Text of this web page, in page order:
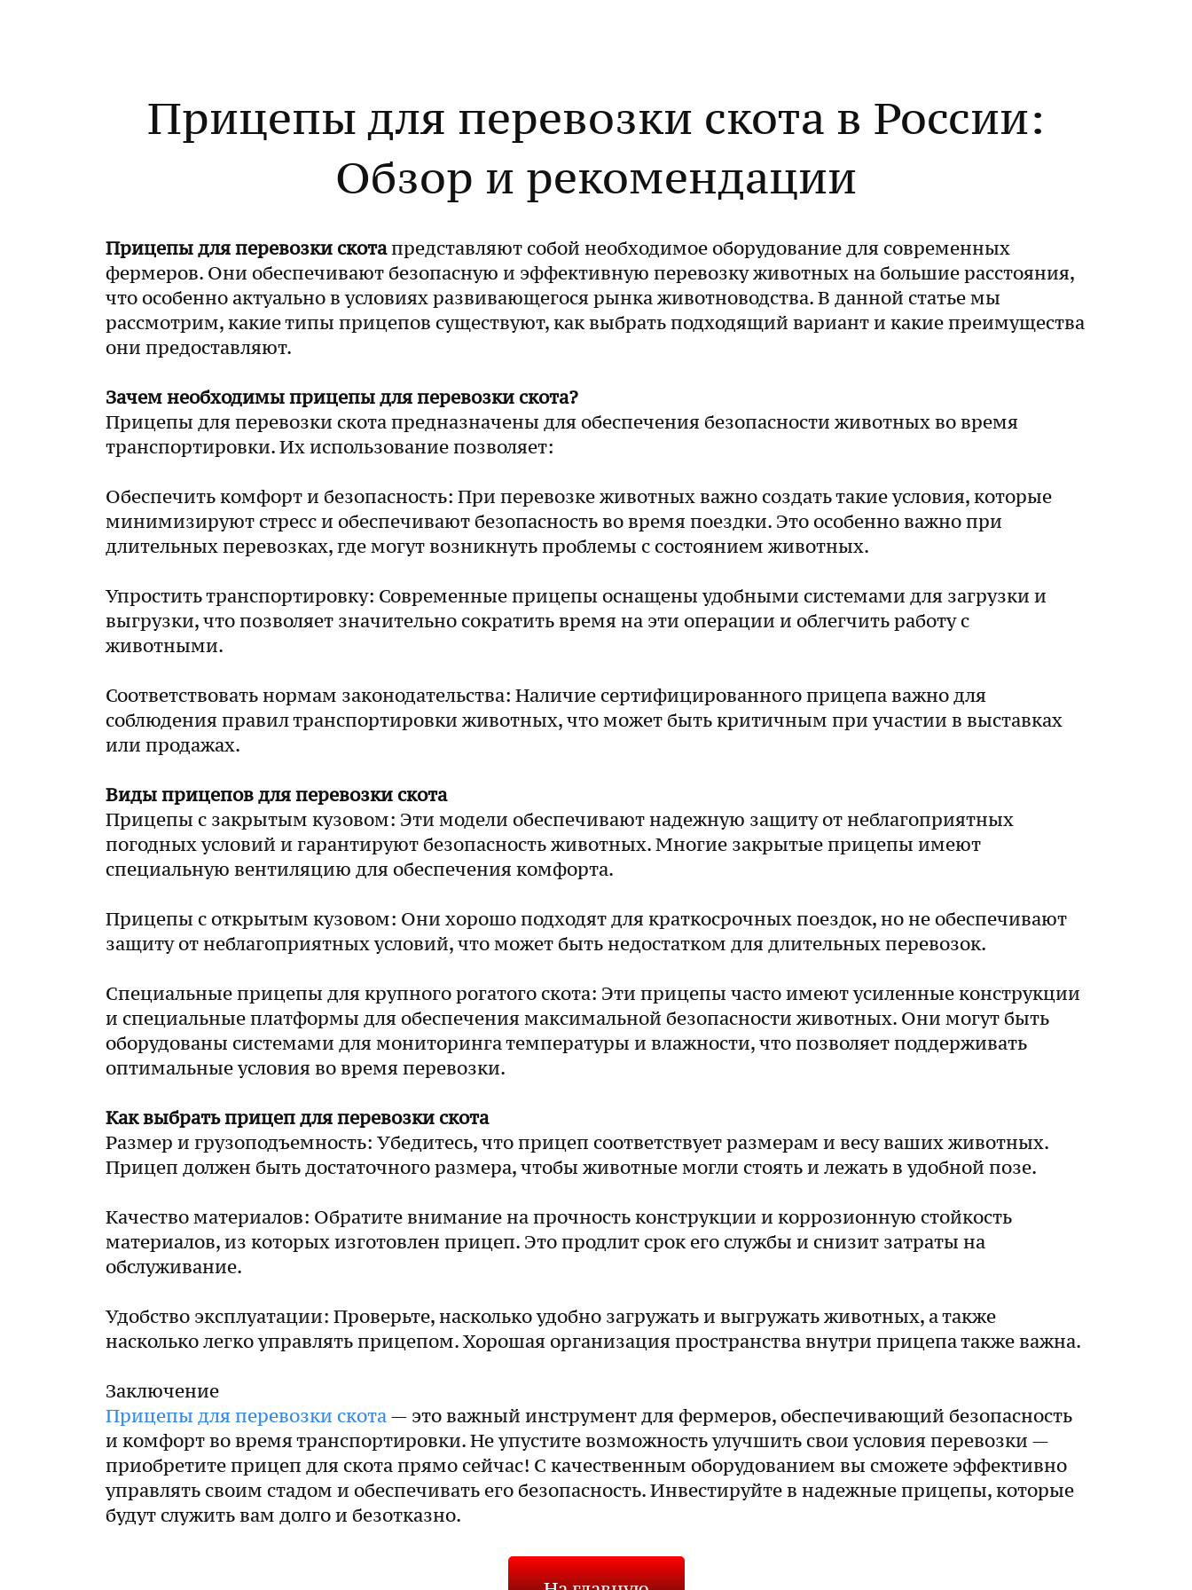
Прицепы для перевозки скота в России:
Обзор и рекомендации
Прицепы для перевозки скотапредставляют собой необходимое оборудование для современных
фермеров. Они обеспечивают безопасную и эффективную перевозку животных на большие расстояния,
что особенно актуально в условиях развивающегося рынка животноводства. В данной статье мы
рассмотрим, какие типы прицепов существуют, как выбрать подходящий вариант и какие преимущества
они предоставляют.
Зачем необходимы прицепы для перевозки скота?
Прицепы для перевозки скота предназначены для обеспечения безопасности животных во время
транспортировки. Их использование позволяет:
Обеспечить комфорт и безопасность: При перевозке животных важно создать такие условия, которые
минимизируют стресс и обеспечивают безопасность во время поездки. Это особенно важно при
длительных перевозках, где могут возникнуть проблемы с состоянием животных.
Упростить транспортировку: Современные прицепы оснащены удобными системами для загрузки и
выгрузки, что позволяет значительно сократить время на эти операции и облегчить работу с
животными.
Соответствовать нормам законодательства: Наличие сертифицированного прицепа важно для
соблюдения правил транспортировки животных, что может быть критичным при участии в выставках
или продажах.
Виды прицепов для перевозки скота
Прицепы с закрытым кузовом: Эти модели обеспечивают надежную защиту от неблагоприятных
погодных условий и гарантируют безопасность животных. Многие закрытые прицепы имеют
специальную вентиляцию для обеспечения комфорта.
Прицепы с открытым кузовом: Они хорошо подходят для краткосрочных поездок, но не обеспечивают
защиту от неблагоприятных условий, что может быть недостатком для длительных перевозок.
Специальные прицепы для крупного рогатого скота: Эти прицепы часто имеют усиленные конструкции
и специальные платформы для обеспечения максимальной безопасности животных. Они могут быть
оборудованы системами для мониторинга температуры и влажности, что позволяет поддерживать
оптимальные условия во время перевозки.
Как выбрать прицеп для перевозки скота
Размер и грузоподъемность: Убедитесь, что прицеп соответствует размерам и весу ваших животных.
Прицеп должен быть достаточного размера, чтобы животные могли стоять и лежать в удобной позе.
Качество материалов: Обратите внимание на прочность конструкции и коррозионную стойкость
материалов, из которых изготовлен прицеп. Это продлит срок его службы и снизит затраты на
обслуживание.
Удобство эксплуатации: Проверьте, насколько удобно загружать и выгружать животных, а также
насколько легко управлять прицепом. Хорошая организация пространства внутри прицепа также важна.
Заключение
Прицепы для перевозки скота— это важный инструмент для фермеров, обеспечивающий безопасность
и комфорт во время транспортировки. Не упустите возможность улучшить свои условия перевозки —
приобретите прицеп для скота прямо сейчас! С качественным оборудованием вы сможете эффективно
управлять своим стадом и обеспечивать его безопасность. Инвестируйте в надежные прицепы, которые
будут служить вам долго и безотказно.